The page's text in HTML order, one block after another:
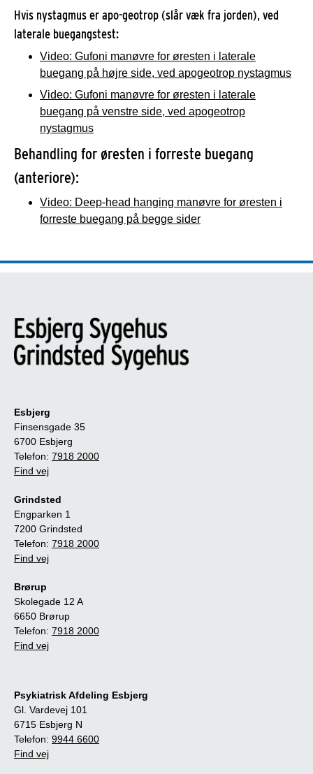
Hvis nystagmus er apo-geotrop (slår væk fra jorden), ved
laterale buegangstest:
Video: Gufoni manøvre for øresten i laterale
buegang på højre side, ved apogeotrop nystagmus
Video: Gufoni manøvre for øresten i laterale
buegang på venstre side, ved apogeotrop
nystagmus
Behandling for øresten i forreste buegang
(anteriore):
Video: Deep-head hanging manøvre for øresten i
forreste buegang på begge sider
Esbjerg
Finsensgade 35
6700 Esbjerg
Telefon: 7918 2000
Find vej
Grindsted
Engparken 1
7200 Grindsted
Telefon: 7918 2000
Find vej
Brørup
Skolegade 12 A
6650 Brørup
Telefon: 7918 2000
Find vej
Psykiatrisk Afdeling Esbjerg
Gl. Vardevej 101
6715 Esbjerg N
Telefon: 9944 6600
Find vej